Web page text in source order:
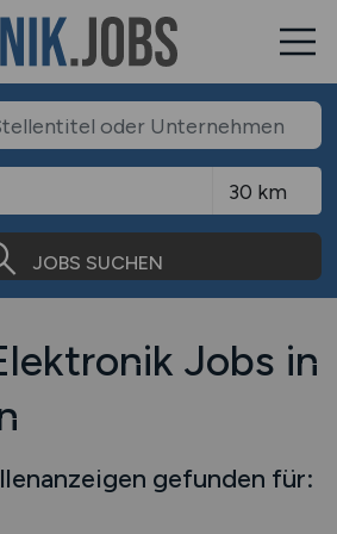
JOBS SUCHEN
Jobs in
gefunden für: